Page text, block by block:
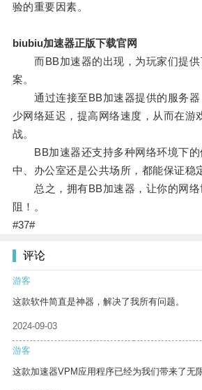
验的重要因素。
biubiu加速器正版下载官网
而BB加速器的出现，为玩家们提供
案。
通过连接至BB加速器提供的服务器
少网络延迟，提高网络速度，从而在游
战。
BB加速器还支持多种网络环境下的
中、办公室还是公共场所，都能保证稳
总之，拥有BB加速器，让你的网络
阻！。
#37#
评论
游客
这款软件简直是神器，解决了我所有问题。
2024-09-03
游客
这款加速器VPM应用程序已经为我们带来了无